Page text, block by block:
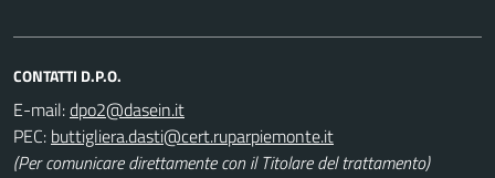
CONTATTI D.P.O.
E-mail:
PEC:
(Per comunicare direttamente con il Titolare del trattamento)